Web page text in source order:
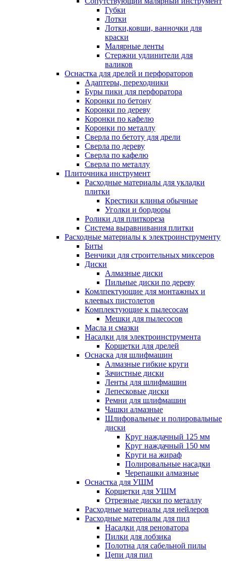
Губки
Лотки
Лотки,ковши, ванночки для
краски
Малярные ленты
Стержни удлинители для
валиков
Оснастка для дрелей и перфораторов
Адаптеры, переходники
Буры пики для перфоратора
Коронки по бетону
Коронки по дереву
Коронки по кафелю
Коронки по металлу
Сверла по бетоту для дрели
Сверла по дереву
Сверла по кафелю
Сверла по металлу
Плиточника инструмент
Расходные материалы для укладки
плитки
Крестики клинья обычные
Уголки и бордюры
Ролики для плиткореза
Система выравнивания плитки
Расходные материалы к электроинструменту
Биты
Венчики для строительных миксеров
Диски
Алмазные диски
Пильные диски по дереву
Комлпектующие для монтажных и
клеевых пистолетов
Комплектующие к пылесосам
Мешки для пылесосов
Масла и смазки
Насадки для электроинструмента
Корщетки для дрелей
Оснаска для шлифмашин
Алмазные гибкие круги
Зачистные диски
Ленты для шлифмашин
Лепесковые диски
Ремни для шлифмашин
Чашки алмазные
Шлифовальные и полировальные
диски
Круг наждачный 125 мм
Круг наждачный 150 мм
Круги на жираф
Полировальные насадки
Черепашки алмазные
Оснастка для УШМ
Корщетки для УШМ
Отрезные диски по металлу
Расходные материалы для нейлеров
Расходные материалы для пил
Насадки для реноватора
Пилки для лобзика
Полотна для сабельной пилы
Цепи для пил